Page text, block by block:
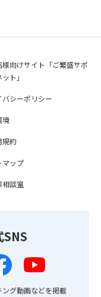
様向けサイト「ご繁盛サポ
ト」
バシーポリシー
境
規約
マップ
相談室
グ動画などを掲載